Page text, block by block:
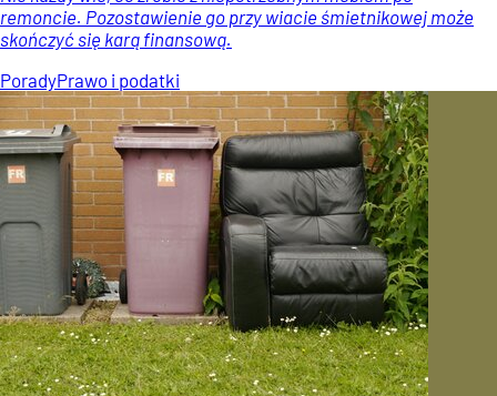
remoncie. Pozostawienie go przy wiacie śmietnikowej może
skończyć się karą finansową.
PoradyPrawo i podatki